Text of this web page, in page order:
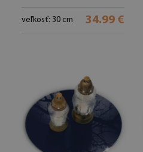
veľkosť: 30 cm 34.99 €